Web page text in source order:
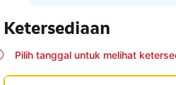
Ketersediaan
Pilih tanggal untuk melihat